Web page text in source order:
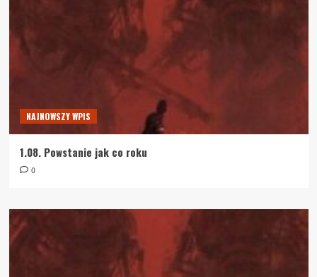
NAJNOWSZY WPIS
1.08. Powstanie jak co roku
0